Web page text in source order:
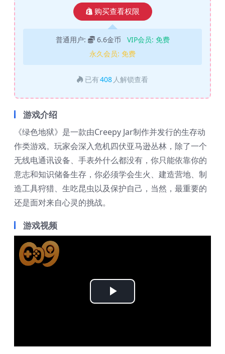
购买查看权限
普通用户: 6.6金币 VIP会员: 免费
永久会员: 免费
已有408 人解锁查看
游戏介绍
《绿色地狱》是一款由Creepy Jar制作并发行的生存动
作类游戏。玩家会深入危机四伏亚马逊丛林，除了一个
无线电通讯设备、手表外什么都没有，你只能依靠你的
意志和知识储备生存，你必须学会生火、建造营地、制
造工具狩猎、生吃昆虫以及保护自己，当然，最重要的
还是面对来自心灵的挑战。
游戏视频
Play